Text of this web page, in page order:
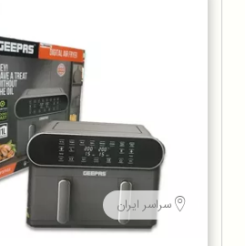
سراسر ایران